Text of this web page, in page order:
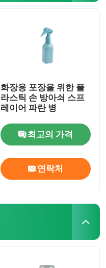
화장용 포장을 위한 플
라스틱 손 방아쇠 스프
레이어 파란 병
최고의 가격
연락처